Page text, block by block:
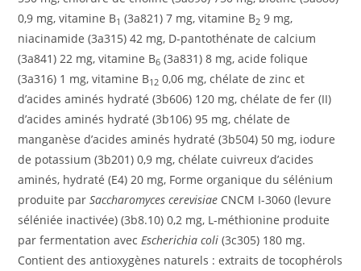
0,9 mg, vitamine B1 (3a821) 7 mg, vitamine B2 9 mg,
niacinamide (3a315) 42 mg, D-pantothénate de calcium
(3a841) 22 mg, vitamine B6 (3a831) 8 mg, acide folique
(3a316) 1 mg, vitamine B12 0,06 mg, chélate de zinc et
d’acides aminés hydraté (3b606) 120 mg, chélate de fer (II)
d’acides aminés hydraté (3b106) 95 mg, chélate de
manganèse d’acides aminés hydraté (3b504) 50 mg, iodure
de potassium (3b201) 0,9 mg, chélate cuivreux d’acides
aminés, hydraté (E4) 20 mg, Forme organique du sélénium
produite parSaccharomyces cerevisiae CNCM I-3060 (levure
séléniée inactivée) (3b8.10) 0,2 mg, L-méthionine produite
par fermentation avecEscherichia coli (3c305) 180 mg.
Contient des antioxygènes naturels : extraits de tocophérols